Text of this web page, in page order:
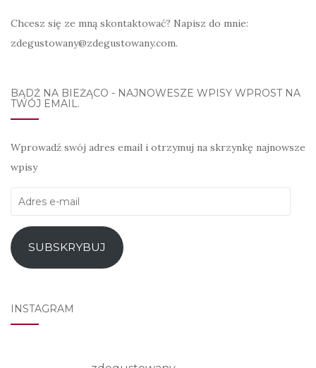
Chcesz się ze mną skontaktować? Napisz do mnie:
zdegustowany@zdegustowany.com.
BĄDŹ NA BIEŻĄCO - NAJNOWESZE WPISY WPROST NA
TWÓJ EMAIL.
Wprowadź swój adres email i otrzymuj na skrzynkę najnowsze
wpisy
Adres
mail
SUBSKRYBUJ
INSTAGRAM